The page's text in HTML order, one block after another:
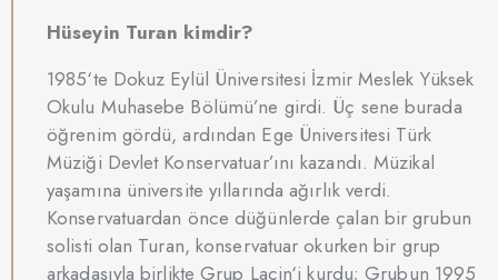
Hüseyin Turan kimdir?
1985‘te Dokuz Eylül Üniversitesi İzmir Meslek Yüksek
Okulu Muhasebe Bölümü’ne girdi. Üç sene burada
öğrenim gördü, ardından Ege Üniversitesi Türk
Müziği Devlet Konservatuar’ını kazandı. Müzikal
yaşamına üniversite yıllarında ağırlık verdi.
Konservatuardan önce düğünlerde çalan bir grubun
solisti olan Turan, konservatuar okurken bir grup
arkadaşıyla birlikte Grup Laçin‘i kurdu; Grubun 1995